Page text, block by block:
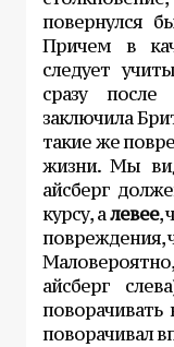
повернулся
Причем в
следует
сразу
заключила
такие же
жизни. Мы
айсберг
курсу, алевее,
повреждения,
айсберг
поворачивать
поворачивал